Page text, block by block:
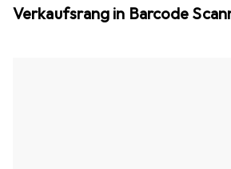
Verkaufsrang in Barcode